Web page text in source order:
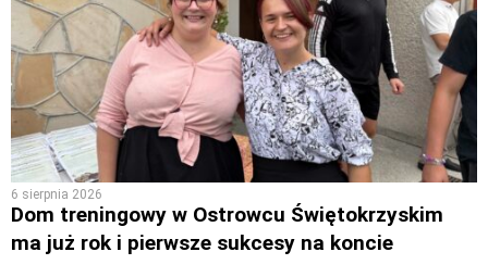
6 sierpnia 2026
Dom treningowy w Ostrowcu Świętokrzyskim
ma już rok i pierwsze sukcesy na koncie